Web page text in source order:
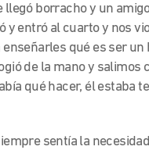
llegó borracho y un
y entró al cuarto y nos
enseñarles qué es ser
de la mano y salimos
qué hacer, él estaba
sentía la